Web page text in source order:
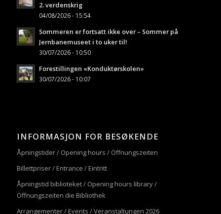
2. verdenskrig
04/08/2026 - 15:54
Sommeren er fortsatt ikke over – Sommer på
Jernbanemuseet i to uker til!
30/07/2026 - 10:50
Forestillingen «Konduktørskolen»
30/07/2026 - 10:07
INFORMASJON FOR BESØKENDE
Åpningstider / Opening hours / Öffnungszeiten
Billettpriser / Entrance / Eintritt
Åpningstid biblioteket / Opening hours library /
Öffnungszeiten die Bibliothek
Arrangementer / Events / Veranstaltungen 2026